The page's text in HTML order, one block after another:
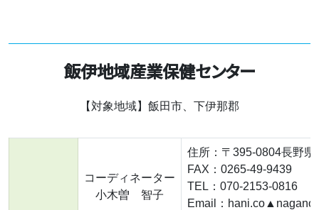
飯伊地域産業保健センター
【対象地域】飯田市、下伊那郡
コーディネーター
小木曽 智子
住所：〒395-0804長野
FAX：0265-49-9439
TEL：070-2153-0816
Email：